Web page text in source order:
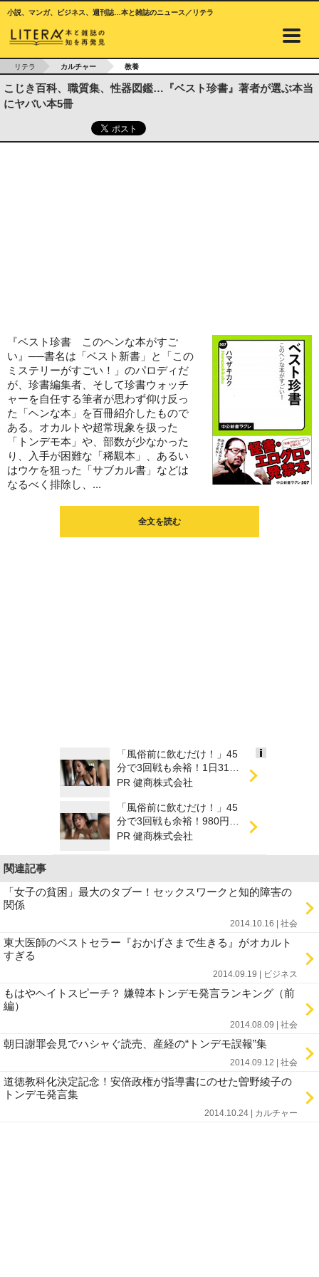
小説、マンガ、ビジネス、週刊誌…本と雑誌のニュース／リテラ
リテラ カルチャー 教養
こじき百科、職質集、性器図鑑…『ベスト珍書』著者が選ぶ本当
にヤバい本5冊
『ベスト珍書 このヘンな本がすご
い』──書名は「ベスト新書」と「この
ミステリーがすごい！」のパロディだ
が、珍書編集者、そして珍書ウォッチ
ャーを自任する筆者が思わず仰け反っ
た「ヘンな本」を百冊紹介したもので
ある。オカルトや超常現象を扱った
「トンデモ本」や、部数が少なかった
り、入手が困難な「稀覯本」、あるい
はウケを狙った「サブカル書」などは
なるべく排除し、...
全文を読む
by
「風俗前に飲むだけ！」45
分で3回戦も余裕！1日31円
で朝まで絶好調
PR 健商株式会社
「風俗前に飲むだけ！」45
分で3回戦も余裕！980円で
朝まで絶好調
PR 健商株式会社
関連記事
「女子の貧困」最大のタブー！セックスワークと知的障害の
関係
2014.10.16 | 社会
東大医師のベストセラー『おかげさまで生きる』がオカルト
すぎる
2014.09.19 | ビジネス
もはやヘイトスピーチ？ 嫌韓本トンデモ発言ランキング（前
編）
2014.08.09 | 社会
朝日謝罪会見でハシャぐ読売、産経の“トンデモ誤報”集
2014.09.12 | 社会
道徳教科化決定記念！安倍政権が指導書にのせた曽野綾子の
トンデモ発言集
2014.10.24 | カルチャー